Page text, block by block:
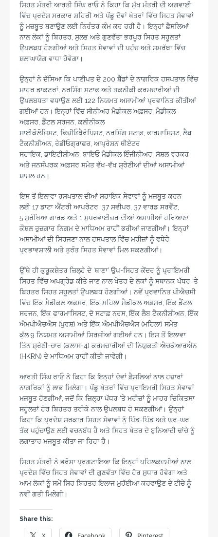
ਸਿਹਤ ਮੰਤਰੀ ਆਰਤੀ ਸਿੰਘ ਰਾਓ ਨੇ ਕਿਹਾ ਕਿ ਮੁੱਖ ਮੰਤਰੀ ਦੀ ਅਗਵਾਈ
ਵਿੱਚ ਪ੍ਰਦੇਸ਼ ਸਰਕਾਰ ਸ਼ਹਿਰੀ ਅਤੇ ਪੇਂਡੂ ਦੋਵਾਂ ਖੇਤਰਾਂ ਵਿੱਚ ਸਿਹਤ ਸੇਵਾਵਾਂ
ਨੂੰ ਮਜ਼ਬੂਤ ਬਣਾਉਣ ਲਈ ਨਿਰੰਤਰ ਕੰਮ ਕਰ ਰਹੀ ਹੈ। ਇਨ੍ਹਾਂ ਫ਼ੈਸਲਿਆਂ
ਨਾਲ ਲੋਕਾਂ ਨੂੰ ਬਿਹਤਰ, ਸੁਲਭ ਅਤੇ ਗੁਣਵੱਤਾ ਭਰਪੂਰ ਸਿਹਤ ਸਹੂਲਤਾਂ
ਉਪਲਬਧ ਹੋਣਗੀਆਂ ਅਤੇ ਸਿਹਤ ਸੇਵਾਵਾਂ ਦੀ ਪਹੁੰਚ ਅਤੇ ਸਮਰੱਥਾ ਵਿੱਚ
ਸ਼ਲਾਘਾਯੋਗ ਵਾਧਾ ਹੋਵੇਗਾ।
ਉਨ੍ਹਾਂ ਨੇ ਦੱਸਿਆ ਕਿ ਪਾਣੀਪਤ ਦੇ 200 ਬੈੱਡਾਂ ਦੇ ਨਾਗਰਿਕ ਹਸਪਤਾਲ ਵਿੱਚ
ਮਾਹਰ ਡਾਕਟਰਾਂ, ਨਰਸਿੰਗ ਸਟਾਫ਼ ਅਤੇ ਤਕਨੀਕੀ ਕਰਮਚਾਰੀਆਂ ਦੀ
ਉਪਲਬਧਤਾ ਵਧਾਉਣ ਲਈ 122 ਨਿਯਮਤ ਅਸਾਮੀਆਂ ਪ੍ਰਵਾਨਿਤ ਕੀਤੀਆਂ
ਗਈਆਂ ਹਨ। ਇਨ੍ਹਾਂ ਵਿੱਚ ਸੀਨੀਅਰ ਮੈਡੀਕਲ ਅਫ਼ਸਰ, ਮੈਡੀਕਲ
ਅਫ਼ਸਰ, ਡੈਂਟਲ ਸਰਜਨ, ਕਲੀਨੀਕਲ
ਸਾਈਕੋਲੋਜਿਸਟ, ਫਿਜ਼ੀਓਥੈਰੇਪਿਸਟ, ਨਰਸਿੰਗ ਸਟਾਫ਼, ਫਾਰਮਾਸਿਸਟ, ਲੈਬ
ਟੈਕਨੀਸ਼ੀਅਨ, ਰੇਡੀਓਗ੍ਰਾਫਰ, ਆਪ੍ਰੇਸ਼ਨ ਥੀਏਟਰ
ਸਹਾਇਕ, ਡਾਇਟੀਸ਼ੀਅਨ, ਬਾਇਓ ਮੈਡੀਕਲ ਇੰਜੀਨੀਅਰ, ਸੋਸ਼ਲ ਵਰਕਰ
ਅਤੇ ਜਨਸੰਪਰਕ ਅਫ਼ਸਰ ਸਮੇਤ ਵੱਖ-ਵੱਖ ਸ਼੍ਰੇਣੀਆਂ ਦੀਆਂ ਅਸਾਮੀਆਂ
ਸ਼ਾਮਲ ਹਨ।
ਇਸ ਤੋਂ ਇਲਾਵਾ ਹਸਪਤਾਲ ਦੀਆਂ ਸਹਾਇਕ ਸੇਵਾਵਾਂ ਨੂੰ ਮਜ਼ਬੂਤ ਕਰਨ
ਲਈ 17 ਡਾਟਾ ਐਂਟਰੀ ਆਪਰੇਟਰ, 37 ਸਵੀਪਰ, 37 ਵਾਰਡ ਸਰਵੈਂਟ,
5 ਸੁਰੱਖਿਆ ਗਾਰਡ ਅਤੇ 1 ਸੁਪਰਵਾਈਜ਼ਰ ਦੀਆਂ ਅਸਾਮੀਆਂ ਹਰਿਆਣਾ
ਕੌਸ਼ਲ ਰੁਜ਼ਗਾਰ ਨਿਗਮ ਦੇ ਮਾਧਿਅਮ ਰਾਹੀਂ ਭਰੀਆਂ ਜਾਣਗੀਆਂ। ਇਨ੍ਹਾਂ
ਅਸਾਮੀਆਂ ਦੀ ਸਿਰਜਣਾ ਨਾਲ ਹਸਪਤਾਲ ਵਿੱਚ ਮਰੀਜ਼ਾਂ ਨੂੰ ਵਧੇਰੇ
ਪ੍ਰਭਾਵਸ਼ਾਲੀ ਅਤੇ ਤੁਰੰਤ ਸਿਹਤ ਸੇਵਾਵਾਂ ਮਿਲ ਸਕਣਗੀਆਂ।
ਉੱਥੇ ਹੀ ਕੁਰੂਕਸ਼ੇਤਰ ਜ਼ਿਲ੍ਹੇ ਦੇ ‘ਥਾਣਾ’ ਉਪ-ਸਿਹਤ ਕੇਂਦਰ ਨੂੰ ਪ੍ਰਾਇਮਰੀ
ਸਿਹਤ ਵਿੱਚ ਅਪਗ੍ਰੇਡ ਕੀਤੇ ਜਾਣ ਨਾਲ ਖੇਤਰ ਦੇ ਲੋਕਾਂ ਨੂੰ ਸਥਾਨਕ ਪੱਧਰ ‘ਤੇ
ਬਿਹਤਰ ਸਿਹਤ ਸਹੂਲਤਾਂ ਉਪਲਬਧ ਹੋਣਗੀਆਂ। ਨਵੇਂ ਪ੍ਰਵਾਨਿਤ ਪੀਐਚਸੀ
ਵਿੱਚ ਇੱਕ ਮੈਡੀਕਲ ਅਫ਼ਸਰ, ਇੱਕ ਮਹਿਲਾ ਮੈਡੀਕਲ ਅਫ਼ਸਰ, ਇੱਕ ਡੈਂਟਲ
ਸਰਜਨ, ਇੱਕ ਫਾਰਮਾਸਿਸਟ, ਦੋ ਸਟਾਫ਼ ਨਰਸ, ਇੱਕ ਲੈਬ ਟੈਕਨੀਸ਼ੀਅਨ, ਇੱਕ
ਐਮਪੀਐਚਐਸ (ਪੁਰਸ਼) ਅਤੇ ਇੱਕ ਐਮਪੀਐਚਐਸ (ਮਹਿਲਾ) ਸਮੇਤ
ਕੁੱਲ 9 ਨਿਯਮਤ ਅਸਾਮੀਆਂ ਸਿਰਜੀਆਂ ਗਈਆਂ ਹਨ। ਇਸ ਤੋਂ ਇਲਾਵਾ
ਤਿੰਨ ਸ਼੍ਰੇਣੀ-ਚਾਰ (ਕਲਾਸ-4) ਕਰਮਚਾਰੀਆਂ ਦੀ ਨਿਯੁਕਤੀ ਐਚਕੇਆਰਐਨ
(HKRN) ਦੇ ਮਾਧਿਅਮ ਰਾਹੀਂ ਕੀਤੀ ਜਾਵੇਗੀ।
ਆਰਤੀ ਸਿੰਘ ਰਾਓ ਨੇ ਕਿਹਾ ਕਿ ਇਨ੍ਹਾਂ ਦੋਵਾਂ ਫ਼ੈਸਲਿਆਂ ਨਾਲ ਹਜ਼ਾਰਾਂ
ਨਾਗਰਿਕਾਂ ਨੂੰ ਲਾਭ ਮਿਲੇਗਾ। ਪੇਂਡੂ ਖੇਤਰਾਂ ਵਿੱਚ ਪ੍ਰਾਇਮਰੀ ਸਿਹਤ ਸੇਵਾਵਾਂ
ਮਜ਼ਬੂਤ ਹੋਣਗੀਆਂ, ਜਦੋਂ ਕਿ ਜ਼ਿਲ੍ਹਾ ਪੱਧਰ ‘ਤੇ ਮਰੀਜ਼ਾਂ ਨੂੰ ਮਾਹਰ ਚਿਕਿਤਸਾ
ਸਹੂਲਤਾਂ ਹੋਰ ਬਿਹਤਰ ਤਰੀਕੇ ਨਾਲ ਉਪਲਬਧ ਹੋ ਸਕਣਗੀਆਂ। ਉਨ੍ਹਾਂ
ਕਿਹਾ ਕਿ ਪ੍ਰਦੇਸ਼ ਸਰਕਾਰ ਸਿਹਤ ਸੇਵਾਵਾਂ ਨੂੰ ਪਿੰਡ-ਪਿੰਡ ਅਤੇ ਘਰ-ਘਰ
ਤੱਕ ਪਹੁੰਚਾਉਣ ਲਈ ਵਚਨਬੱਧ ਹੈ ਅਤੇ ਸਿਹਤ ਖੇਤਰ ਦੇ ਬੁਨਿਆਦੀ ਢਾਂਚੇ ਨੂੰ
ਲਗਾਤਾਰ ਮਜਬੂਤ ਕੀਤਾ ਜਾ ਰਿਹਾ ਹੈ।
ਸਿਹਤ ਮੰਤਰੀ ਨੇ ਭਰੋਸਾ ਪ੍ਰਗਟਾਇਆ ਕਿ ਇਨ੍ਹਾਂ ਪਹਿਲਕਦਮੀਆਂ ਨਾਲ
ਪ੍ਰਦੇਸ਼ ਵਿੱਚ ਸਿਹਤ ਸੇਵਾਵਾਂ ਦੀ ਗੁਣਵੱਤਾ ਵਿੱਚ ਹੋਰ ਸੁਧਾਰ ਹੋਵੇਗਾ ਅਤੇ
ਆਮ ਲੋਕਾਂ ਨੂੰ ਸਮੇਂ ਸਿਰ ਬਿਹਤਰ ਇਲਾਜ ਮੁਹੱਈਆ ਕਰਵਾਉਣ ਦੇ ਟੀਚੇ ਨੂੰ
ਨਵੀਂ ਗਤੀ ਮਿਲੇਗੀ।
Share this: